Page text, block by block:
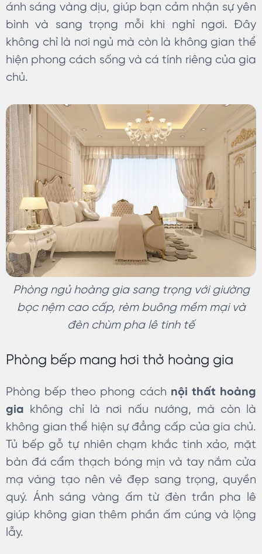
ánh sáng vàng dịu, giúp bạn cảm nhận sự yên
bình và sang trọng mỗi khi nghỉ ngơi. Đây
không chỉ là nơi ngủ mà còn là không gian thể
hiện phong cách sống và cá tính riêng của gia
chủ.
Phòng ngủ hoàng gia sang trọng với giường
bọc nệm cao cấp, rèm buông mềm mại và
đèn chùm pha lê tinh tế
Phòng bếp mang hơi thở hoàng gia
Phòng bếp theo phong cách nội thất hoàng
gia không chỉ là nơi nấu nướng, mà còn là
không gian thể hiện sự đẳng cấp của gia chủ.
Tủ bếp gỗ tự nhiên chạm khắc tinh xảo, mặt
bàn đá cẩm thạch bóng mịn và tay nắm cửa
mạ vàng tạo nên vẻ đẹp sang trọng, quyền
quý. Ánh sáng vàng ấm từ đèn trần pha lê
giúp không gian thêm phần ấm cúng và lộng
lẫy.